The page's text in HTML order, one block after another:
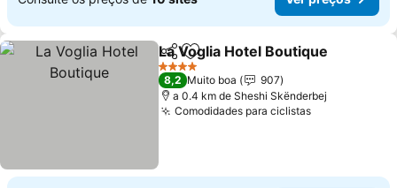
PartilharAdicionar aos favoritos
La Voglia Hotel Boutique
4 Estrelas
8,2 Muito boa
907
a 0.4 km de Sheshi Skënderbej
Comodidades para ciclistasVer preços